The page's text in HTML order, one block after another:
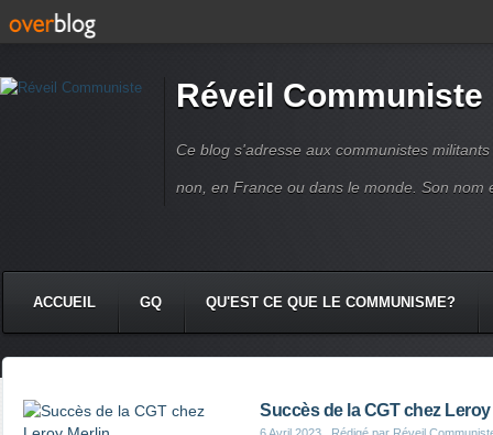
Réveil Communiste
Ce blog s'adresse aux communistes
non, en France ou dans le monde. Son nom
ACCUEIL GQ QU'EST CE QUE LE COMMUNISME?
Succès de la CGT chez